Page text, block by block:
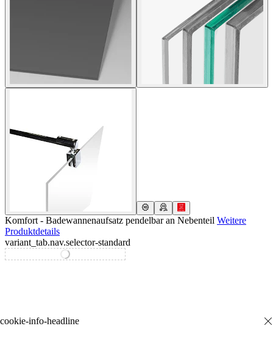
Komfort - Badewannenaufsatz pendelbar an Nebenteil Weitere
Produktdetails
variant_tab.nav.selector-standard
variant_tab.nav.selector-special